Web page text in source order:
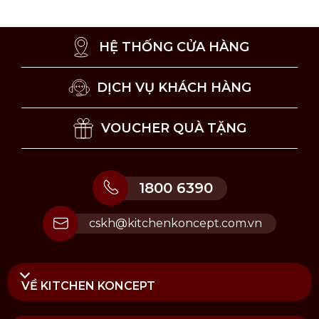
Hướng dẫn sử dụng Bộ kẹp tinh dầu xe hơi Ocean
Breeze
HỆ THỐNG CỬA HÀNG
DỊCH VỤ KHÁCH HÀNG
VOUCHER QUÀ TẶNG
1800 6390
cskh@kitchenkoncept.com.vn
VỀ KITCHEN KONCEPT